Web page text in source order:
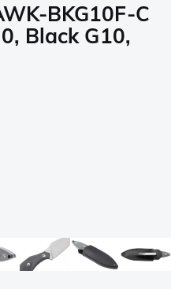
BKG10F-C
Black G10,